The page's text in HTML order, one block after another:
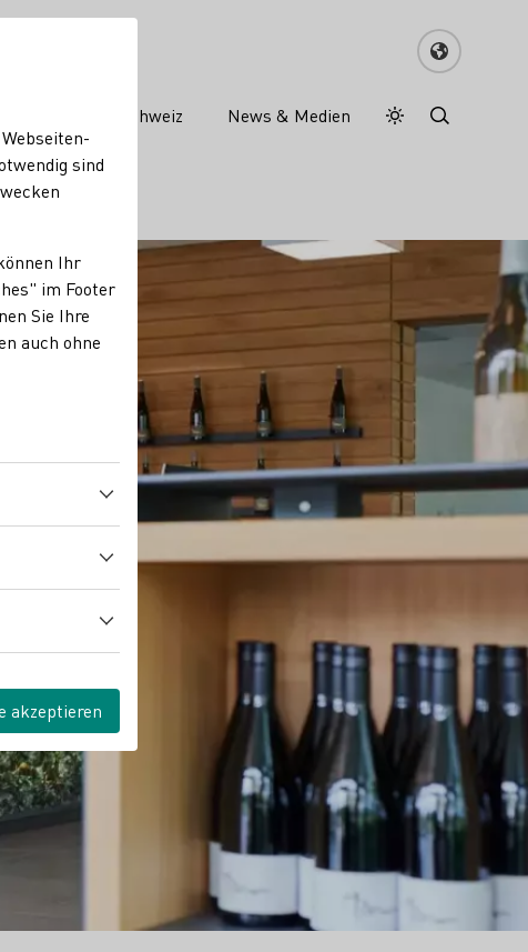
Wein in der Schweiz News & Medien Tagesmodus
Nachtmodus
sind
Ihr
im Footer
Sie Ihre
auch ohne
akzeptieren